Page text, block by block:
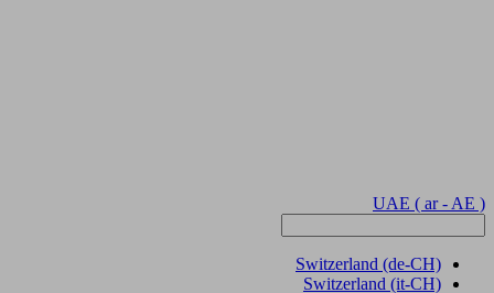
UAE ( ar - AE )
Switzerland (de-CH)
Switzerland (it-CH)